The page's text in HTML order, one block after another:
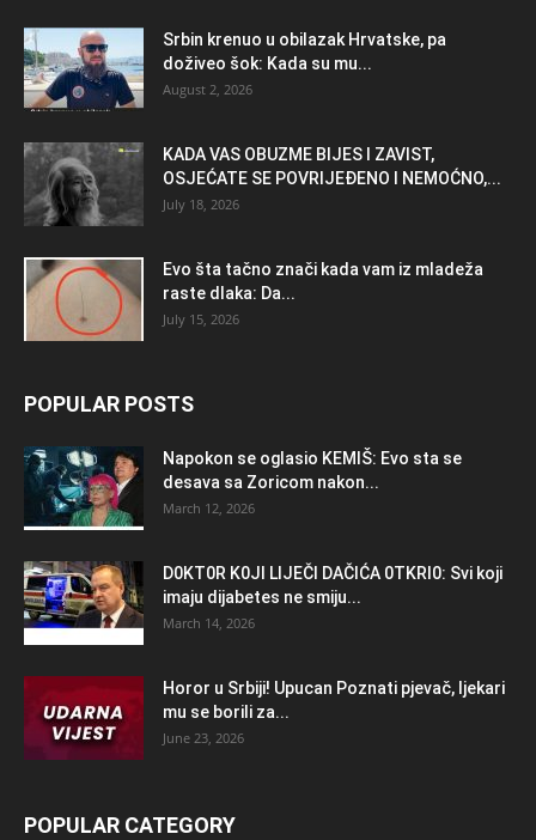
Srbin krenuo u obilazak Hrvatske, pa
doživeo šok: Kada su mu...
August 2, 2026
KADA VAS OBUZME BIJES I ZAVIST,
OSJEĆATE SE POVRIJEĐENO I NEMOĆNO,...
July 18, 2026
Evo šta tačno znači kada vam iz mladeža
raste dlaka: Da...
July 15, 2026
POPULAR POSTS
Napokon se oglasio KEMlŠ: Evo sta se
desava sa Zoricom nakon...
March 12, 2026
D0KT0R K0Jl LlJEČl DAČlĆA 0TKRl0: Svi koji
imaju dijabetes ne smiju...
March 14, 2026
Horor u Srbiji! Upucan Poznati pjevač, ljekari
mu se borili za...
June 23, 2026
POPULAR CATEGORY